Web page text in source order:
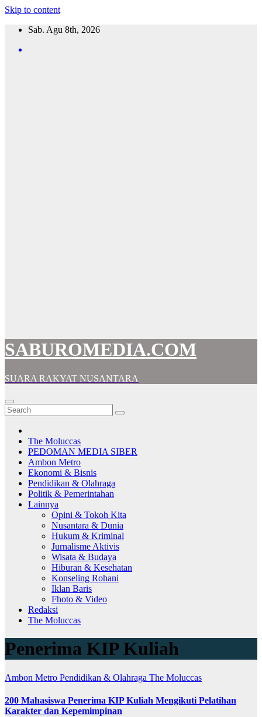
Skip to content
Sab. Agu 8th, 2026
SABUROMEDIA.COM
SUARA RAKYAT NUSANTARA
The Moluccas
PEDOMAN MEDIA SIBER
Ambon Metro
Ekonomi & Bisnis
Pendidikan & Olahraga
Politik & Pemerintahan
Lainnya
Opini & Tokoh Kita
Nusantara & Dunia
Hukum & Kriminal
Jurnalisme Aktivis
Wisata & Budaya
Hiburan & Kesehatan
Konseling Rohani
Iklan Baris
Fhoto & Video
Redaksi
The Moluccas
Penerima KIP Kuliah
Ambon Metro Pendidikan & Olahraga The Moluccas
200 Mahasiswa Penerima KIP Kuliah Mengikuti Pelatihan
Karakter dan Kepemimpinan